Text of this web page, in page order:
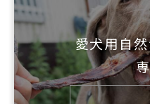
愛犬用自